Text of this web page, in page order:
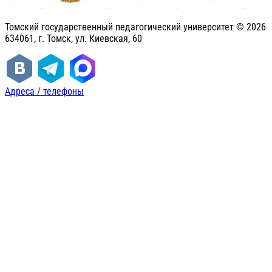
Томский государственный педагогический университет © 2026
634061, г. Томск, ул. Киевская, 60
Адреса / телефоны